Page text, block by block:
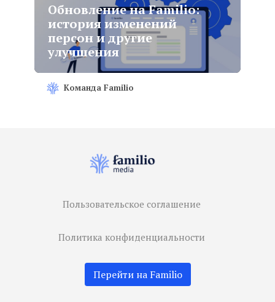
Обновление на Familio:
история изменений
персон и другие
улучшения
Команда Familio
Пользовательское соглашение
Политика конфиденциальности
Перейти на Familio